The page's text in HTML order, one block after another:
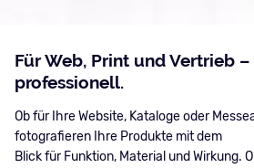
Für Web, Print und Vertrieb
professionell.
Ob für Ihre Website, Kataloge oder
fotografieren Ihre Produkte mit dem
Blick für Funktion, Material und Wirkung.